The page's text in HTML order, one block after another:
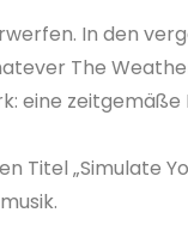
In den
The
eine zeitgemäße
Titel „Simulate